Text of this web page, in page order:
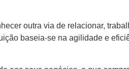
outra via de relacionar,
baseia-se na agilidade e